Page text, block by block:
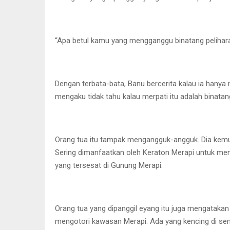
“Apa betul kamu yang mengganggu binatang
Dengan terbata-bata, Banu bercerita kalau ia
mengaku tidak tahu kalau merpati itu adalah
Orang tua itu tampak mengangguk-angguk. Dia
Sering dimanfaatkan oleh Keraton Merapi untuk
yang tersesat di Gunung Merapi.
Orang tua yang dipanggil eyang itu juga
mengotori kawasan Merapi. Ada yang kencing di